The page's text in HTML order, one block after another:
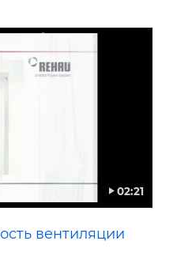
02:21
вентиляции